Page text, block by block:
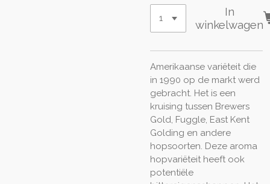
In
winkelwagen
Amerikaanse variëteit die
in 1990 op de markt werd
gebracht. Het is een
kruising tussen Brewers
Gold, Fuggle, East Kent
Golding en andere
hopsoorten. Deze aroma
hopvariëteit heeft ook
potentiële